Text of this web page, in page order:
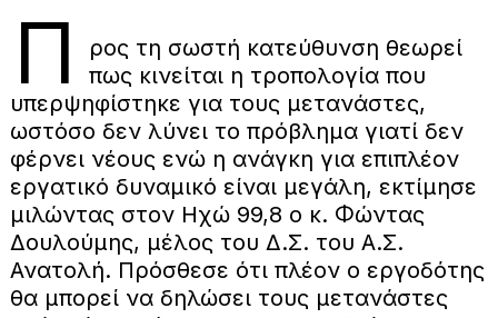
Π
ρος τη σωστή κατεύθυνση θεωρεί
πως κινείται η τροπολογία που
υπερψηφίστηκε για τους μετανάστες,
ωστόσο δεν λύνει το πρόβλημα γιατί δεν
φέρνει νέους ενώ η ανάγκη για επιπλέον
εργατικό δυναμικό είναι μεγάλη, εκτίμησε
μιλώντας στον Ηχώ 99,8 ο κ. Φώντας
Δουλούμης, μέλος του Δ.Σ. του Α.Σ.
Ανατολή. Πρόσθεσε ότι πλέον ο εργοδότης
θα μπορεί να δηλώσει τους μετανάστες